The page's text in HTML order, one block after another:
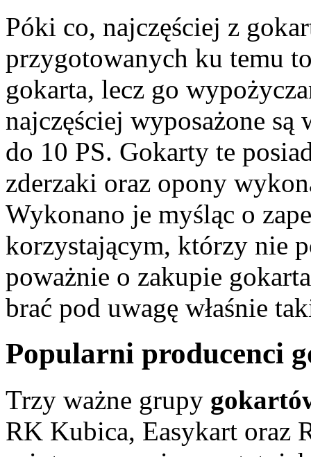
Póki co, najczęściej z
przygotowanych ku temu
gokarta, lecz go
najczęściej wyposażone
do 10 PS. Gokarty te
zderzaki oraz opony
Wykonano je myśląc o
korzystającym, którzy nie
poważnie o zakupie
brać pod uwagę właśnie
Popularni producenci
Trzy ważne grupy
RK Kubica, Easykart oraz